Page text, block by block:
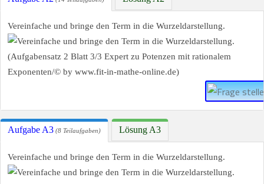
Vereinfache und bringe den Term in die Wurzeldarstellung.
Aufgabe A3 (8 Teilaufgaben) Lösung A3
Vereinfache und bringe den Term in die Wurzeldarstellung.